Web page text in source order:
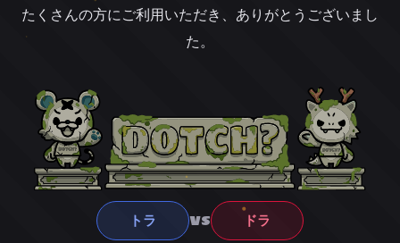
たくさんの方にご利用いただき、ありがとうございまし
た。
トラ VS ドラ